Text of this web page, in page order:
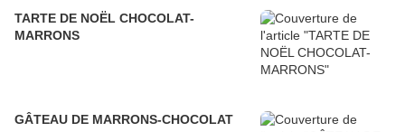
TARTE DE NOËL CHOCOLAT-
MARRONS
GÂTEAU DE MARRONS-CHOCOLAT